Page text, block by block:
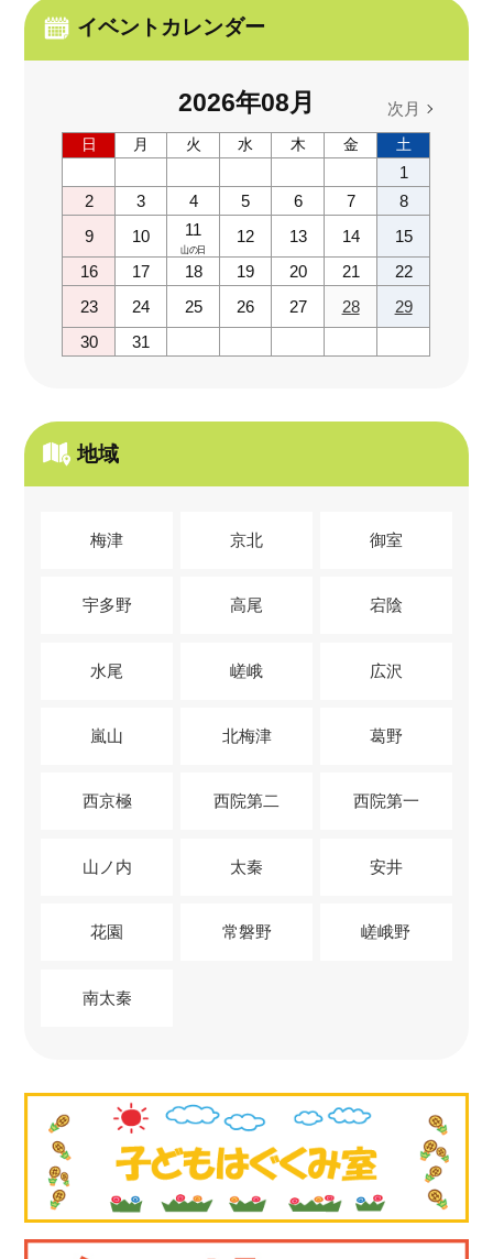
イベントカレンダー
2026年08月 次月
日 月 火 水 木 金 土
1
2
3 4 5 6 7
8
9
10 11
山の日
12 13 14
15
16
17 18 19 20 21
22
23
24 25 26 27 28
29
30
31
地域
梅津 京北 御室
宇多野 高尾 宕陰
水尾 嵯峨 広沢
嵐山 北梅津 葛野
西京極 西院第二 西院第一
山ノ内 太秦 安井
花園 常磐野 嵯峨野
南太秦